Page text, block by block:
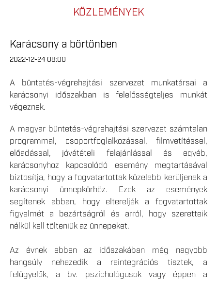
KÖZLEMÉNYEK
Karácsony a börtönben
2022-12-24 08:00
A büntetés-végrehajtási szervezet munkatársai a
karácsonyi időszakban is felelősségteljes munkát
végeznek.
A magyar büntetés-végrehajtási szervezet számtalan
programmal, csoportfoglalkozással, filmvetítéssel,
előadással, jóvátételi felajánlással és egyéb,
karácsonyhoz kapcsolódó esemény megtartásával
biztosítja, hogy a fogvatartottak közelebb kerüljenek a
karácsonyi ünnepkörhöz. Ezek az események
segítenek abban, hogy eltereljék a fogvatartottak
figyelmét a bezártságról és arról, hogy szeretteik
nélkül kell tölteniük az ünnepeket.
Az évnek ebben az időszakában még nagyobb
hangsúly nehezedik a reintegrációs tisztek, a
felügyelők, a bv. pszichológusok vagy éppen a